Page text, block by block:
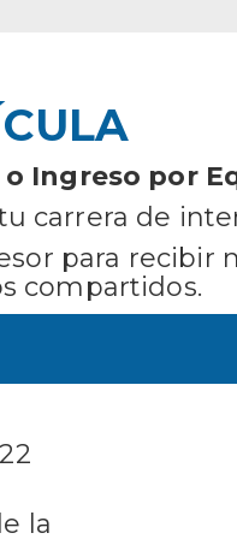
Ingreso por
carrera de
para recibir
compartidos.
la